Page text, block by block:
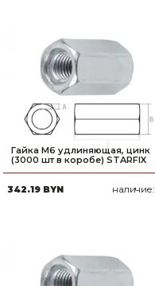
Гайка М6 удлиняющая, цинк
(3000 шт в коробе) STARFIX
342.19 BYN наличие: